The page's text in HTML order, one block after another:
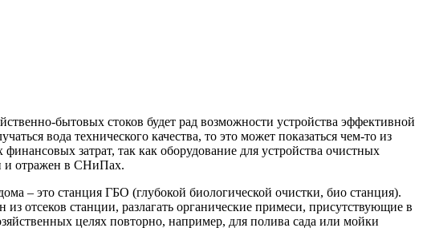
бытовых стоков будет рад возможности устройства эффективной
вода технического качества, то это может показаться чем-то из
затрат, так как оборудование для устройства очистных
и отражен в СНиПах.
– это станция ГБО (глубокой биологической очистки, био станция).
отсеков станции, разлагать органические примеси, присутствующие в
целях повторно, например, для полива сада или мойки